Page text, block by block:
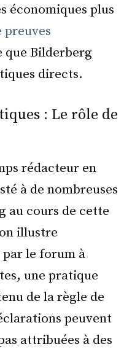
économiques plus
preuves
que Bilderberg
directs.
: Le rôle de
rédacteur en
à de nombreuses
au cours de cette
illustre
le forum à
une pratique
de la règle de
peuvent
attribuées à des